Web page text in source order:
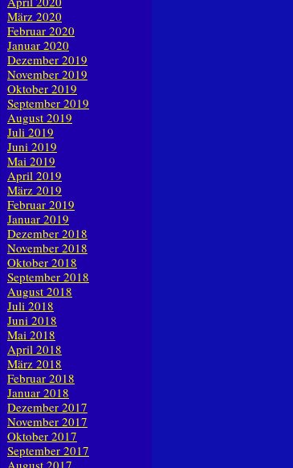
März 2020
Februar 2020
Januar 2020
Dezember 2019
November 2019
Oktober 2019
September 2019
August 2019
Juli 2019
Juni 2019
Mai 2019
April 2019
März 2019
Februar 2019
Januar 2019
Dezember 2018
November 2018
Oktober 2018
September 2018
August 2018
Juli 2018
Juni 2018
Mai 2018
April 2018
März 2018
Februar 2018
Januar 2018
Dezember 2017
November 2017
Oktober 2017
September 2017
August 2017